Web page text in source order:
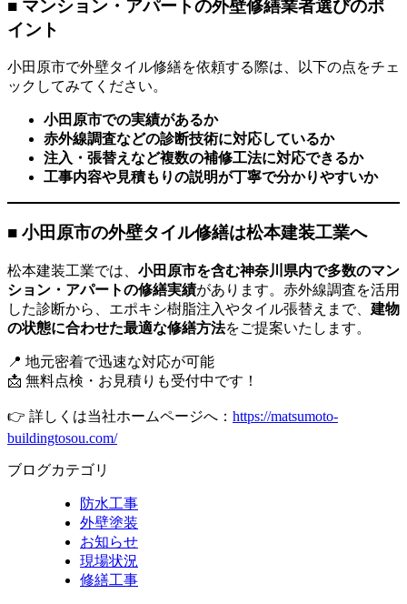
■ マンション・アパートの外壁修繕業者選びのポ
イント
小田原市で外壁タイル修繕を依頼する際は、以下の点をチェ
ックしてみてください。
小田原市での実績があるか
赤外線調査などの診断技術に対応しているか
注入・張替えなど複数の補修工法に対応できるか
工事内容や見積もりの説明が丁寧で分かりやすいか
■ 小田原市の外壁タイル修繕は松本建装工業へ
松本建装工業では、 小田原市を含む神奈川県内で多数のマン
ション・アパートの修繕実績があります。赤外線調査を活用
した診断から、エポキシ樹脂注入やタイル張替えまで、 建物
の状態に合わせた最適な修繕方法をご提案いたします。
📍 地元密着で迅速な対応が可能
📩 無料点検・お見積りも受付中です！
👉 詳しくは当社ホームページへ： https://matsumoto-
buildingtosou.com/
ブログカテゴリ
防水工事
外壁塗装
お知らせ
現場状況
修繕工事